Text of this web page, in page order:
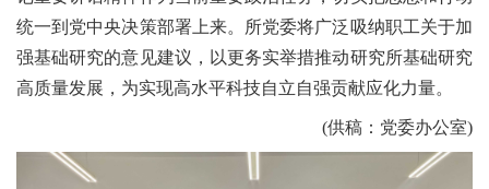
统一到党中央决策部署上来。所党委将广泛吸纳职工关于加
强基础研究的意见建议，以更务实举措推动研究所基础研究
高质量发展，为实现高水平科技自立自强贡献应化力量。
(供稿：党委办公室)